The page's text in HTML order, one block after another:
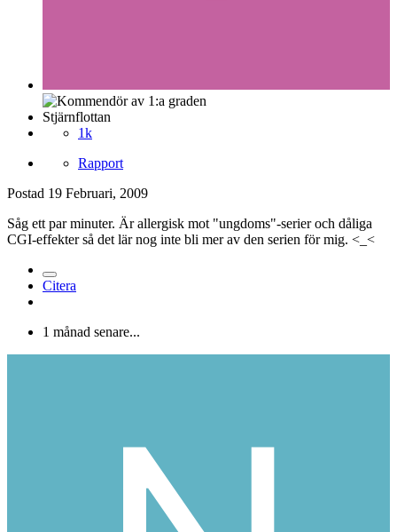
Stjärnflottan
1k
Rapport
Postad 19 Februari, 2009
Såg ett par minuter. Är allergisk mot "ungdoms"-serier och dåliga
CGI-effekter så det lär nog inte bli mer av den serien för mig. <_<
Citera
1 månad senare...